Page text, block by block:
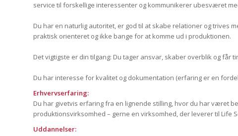
service til forskellige interessenter og kommunikerer ubesværet
Du har en naturlig autoritet, er god til at skabe relationer og trives
praktisk orienteret og ikke bange for at komme ud i produktionen.
Det vigtigste er din tilgang: Du tager ansvar, skaber overblik og får
Du har interesse for kvalitet og dokumentation (erfaring er en
Erhvervserfaring:
Du har givetvis erfaring fra en lignende stilling, hvor du har været
produktionsvirksomhed – gerne en virksomhed, der leverer til Life
Uddannelser: